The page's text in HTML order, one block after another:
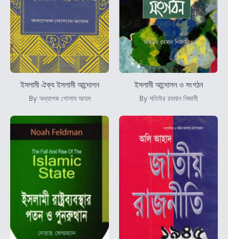
ইসলামী ঐক্য ইসলামী আন্দোলন
By অধ্যাপক গোলাম আযম
ইসলামী আন্দোলন ও সংগঠন
By মতিউর রহমান নিজামী